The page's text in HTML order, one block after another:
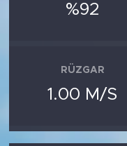
%92
RÜZGAR
1.00 M/S
KADIN